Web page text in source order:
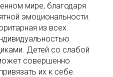
мире, благодаря
эмоциональности.
из всех.
Детей со слабой
совершенно
их к себе.